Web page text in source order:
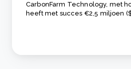
CarbonFarm Technology, met
heeft met succes €2,5 miljoen